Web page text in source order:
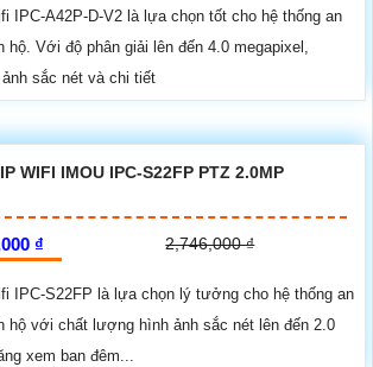
IPC-A42P-D-V2 là lựa chọn tốt cho hệ thống an
hộ. Với độ phân giải lên đến 4.0 megapixel,
sắc nét và chi tiết
WIFI IMOU IPC-S22FP PTZ 2.0MP
₫ 2,746,000 ₫
IPC-S22FP là lựa chọn lý tưởng cho hệ thống an
hộ với chất lượng hình ảnh sắc nét lên đến 2.0
xem ban đêm...